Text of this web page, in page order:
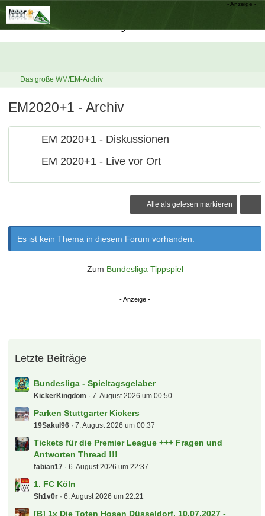
Das große WM/EM-Archiv
EM2020+1 - Archiv
EM 2020+1 - Diskussionen
EM 2020+1 - Live vor Ort
Alle als gelesen markieren
Es ist kein Thema in diesem Forum vorhanden.
Zum Bundesliga Tippspiel